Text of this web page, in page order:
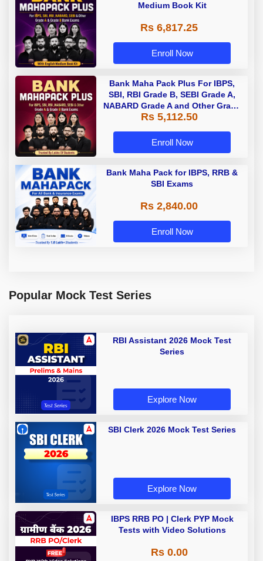
Medium Book Kit
Rs 6,817.25
Enroll Now
Bank Maha Pack Plus For IBPS,
SBI, RBI Grade B, SEBI Grade A,
NABARD Grade A and Other Grade
A & Grade B Bank Exams
Rs 5,112.50
Enroll Now
Bank Maha Pack for IBPS, RRB &
SBI Exams
Rs 2,840.00
Enroll Now
Popular Mock Test Series
RBI Assistant 2026 Mock Test
Series
Explore Now
SBI Clerk 2026 Mock Test Series
Explore Now
IBPS RRB PO | Clerk PYP Mock
Tests with Video Solutions
Rs 0.00